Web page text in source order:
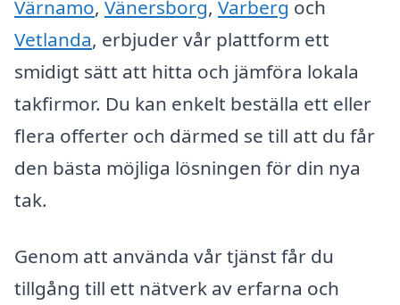
Värnamo, Vänersborg, Varberg och
Vetlanda, erbjuder vår plattform ett
smidigt sätt att hitta och jämföra lokala
takfirmor. Du kan enkelt beställa ett eller
flera offerter och därmed se till att du får
den bästa möjliga lösningen för din nya
tak.
Genom att använda vår tjänst får du
tillgång till ett nätverk av erfarna och